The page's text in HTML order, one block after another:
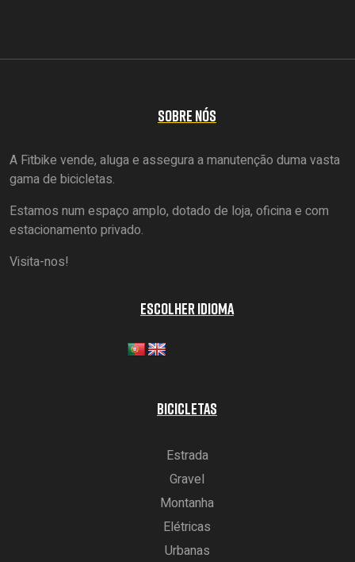
SOBRE NÓS
A Fitbike vende, aluga e assegura a manutenção duma vasta
gama de bicicletas.
Estamos num espaço amplo, dotado de loja, oficina e com
estacionamento privado.
Visita-nos!
ESCOLHER IDIOMA
BICICLETAS
Estrada
Gravel
Montanha
Elétricas
Urbanas